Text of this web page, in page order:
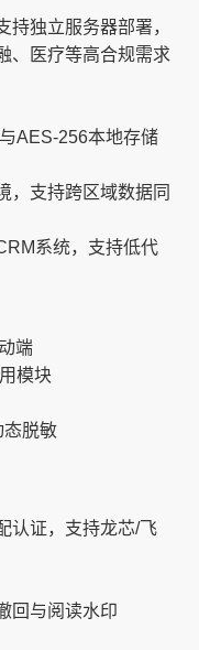
持独立服务器部署，
、医疗等高合规需求
AES-256本地存储
，支持跨区域数据同
系统，支持低代
端
模块
态脱敏
认证，支持龙芯/飞
回与阅读水印